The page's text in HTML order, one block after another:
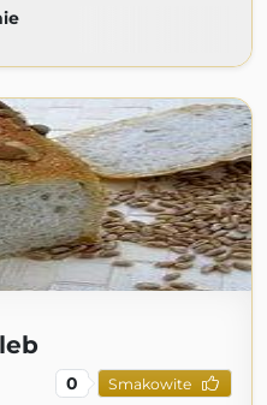
0 Smakowite